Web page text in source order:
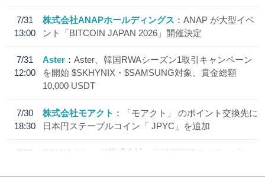
7/31
13:00
株式会社ANAPホールディングス
ANAP が大型イベ
ント「BITCOIN JAPAN 2026」開催決定
7/31
12:00
Aster
Aster、韓国RWAシーズン1取引キャンペーン
を開始 $SKHYNIX・$SAMSUNG対象、賞金総額
10,000 USDT
7/30
18:30
株式会社モアクト
「モアクト」 のポイント交換先に
日本円ステーブルコイン「 JPYC」を追加
7/29
SBI VCトレード株式会社
信託型円建てステーブル